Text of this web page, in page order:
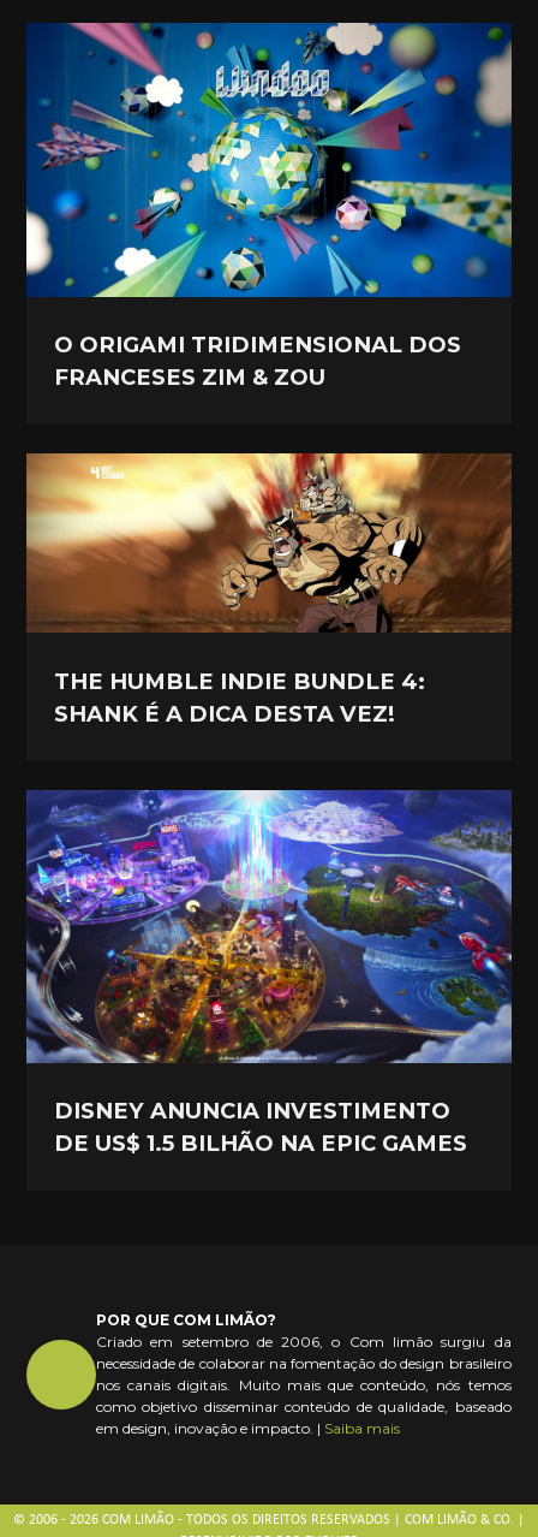
O ORIGAMI TRIDIMENSIONAL DOS
FRANCESES ZIM & ZOU
THE HUMBLE INDIE BUNDLE 4:
SHANK É A DICA DESTA VEZ!
DISNEY ANUNCIA INVESTIMENTO
DE US$ 1.5 BILHÃO NA EPIC GAMES
POR QUE COM LIMÃO?
Criado em setembro de 2006, o Com limão surgiu da
necessidade de colaborar na fomentação do design brasileiro
nos canais digitais. Muito mais que conteúdo, nós temos
como objetivo disseminar conteúdo de qualidade, baseado
em design, inovação e impacto. | Saiba mais
© 2006 - 2026 COM LIMÃO - TODOS OS DIREITOS RESERVADOS | COM LIMÃO & CO. |